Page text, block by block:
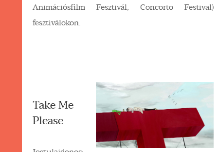
Animációsfilm Fesztivál, Concorto Festival)
fesztiválokon.
Take Me
Please